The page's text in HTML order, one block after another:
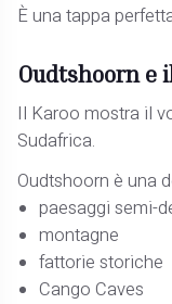
È una tappa
Oudtshoorn e
Il Karoo mostra il
Sudafrica.
Oudtshoorn è una
paesaggi semi-
montagne
fattorie storiche
Cango Caves